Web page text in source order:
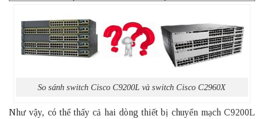
So sánh switch Cisco C9200L và switch Cisco C2960X
Như vậy, có thể thấy cả hai dòng thiết bị chuyển mạch C9200L